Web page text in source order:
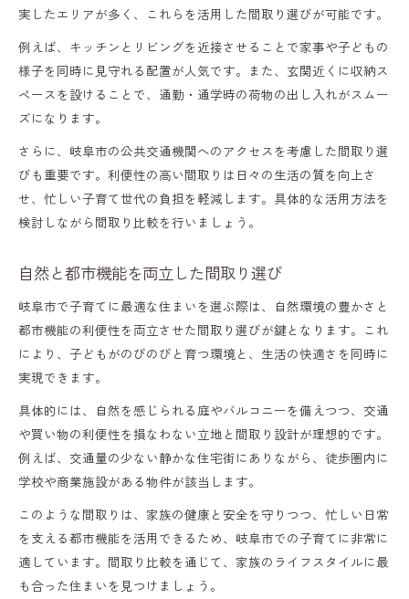
実したエリアが多く、これらを活用した間取り選びが可能です。
例えば、キッチンとリビングを近接させることで家事や子どもの
様子を同時に見守れる配置が人気です。また、玄関近くに収納ス
ペースを設けることで、通勤・通学時の荷物の出し入れがスムー
ズになります。
さらに、岐阜市の公共交通機関へのアクセスを考慮した間取り選
びも重要です。利便性の高い間取りは日々の生活の質を向上さ
せ、忙しい子育て世代の負担を軽減します。具体的な活用方法を
検討しながら間取り比較を行いましょう。
自然と都市機能を両立した間取り選び
岐阜市で子育てに最適な住まいを選ぶ際は、自然環境の豊かさと
都市機能の利便性を両立させた間取り選びが鍵となります。これ
により、子どもがのびのびと育つ環境と、生活の快適さを同時に
実現できます。
具体的には、自然を感じられる庭やバルコニーを備えつつ、交通
や買い物の利便性を損なわない立地と間取り設計が理想的です。
例えば、交通量の少ない静かな住宅街にありながら、徒歩圏内に
学校や商業施設がある物件が該当します。
このような間取りは、家族の健康と安全を守りつつ、忙しい日常
を支える都市機能を活用できるため、岐阜市での子育てに非常に
適しています。間取り比較を通じて、家族のライフスタイルに最
も合った住まいを見つけましょう。